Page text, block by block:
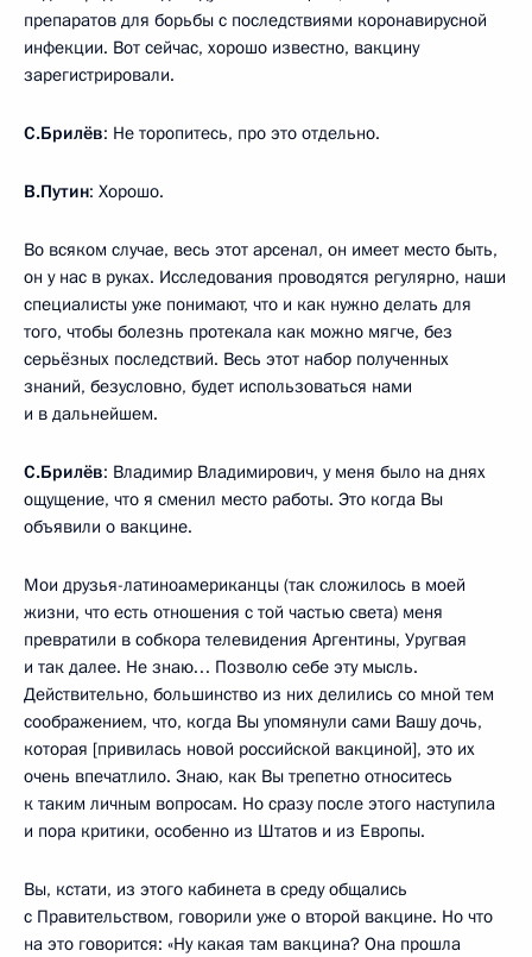
препаратов для борьбы с последствиями коронавирусной
инфекции. Вот сейчас, хорошо известно, вакцину
зарегистрировали.
С.Брилёв: Не торопитесь, про это отдельно.
В.Путин: Хорошо.
Во всяком случае, весь этот арсенал, он имеет место быть,
он у нас в руках. Исследования проводятся регулярно, наши
специалисты уже понимают, что и как нужно делать для
того, чтобы болезнь протекала как можно мягче, без
серьёзных последствий. Весь этот набор полученных
знаний, безусловно, будет использоваться нами
и в дальнейшем.
С.Брилёв: Владимир Владимирович, у меня было на днях
ощущение, что я сменил место работы. Это когда Вы
объявили о вакцине.
Мои друзья-латиноамериканцы (так сложилось в моей
жизни, что есть отношения с той частью света) меня
превратили в собкора телевидения Аргентины, Уругвая
и так далее. Не знаю… Позволю себе эту мысль.
Действительно, большинство из них делились со мной тем
соображением, что, когда Вы упомянули сами Вашу дочь,
которая [привилась новой российской вакциной], это их
очень впечатлило. Знаю, как Вы трепетно относитесь
к таким личным вопросам. Но сразу после этого наступила
и пора критики, особенно из Штатов и из Европы.
Вы, кстати, из этого кабинета в среду общались
с Правительством, говорили уже о второй вакцине. Но что
на это говорится: «Ну какая там вакцина? Она прошла